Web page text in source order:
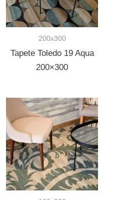
200x300
Tapete Toledo 19 Aqua
200×300